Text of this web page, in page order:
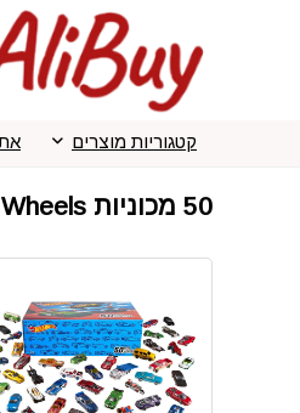
קטגוריות מוצרים
50 מכוניות Hot Wheels